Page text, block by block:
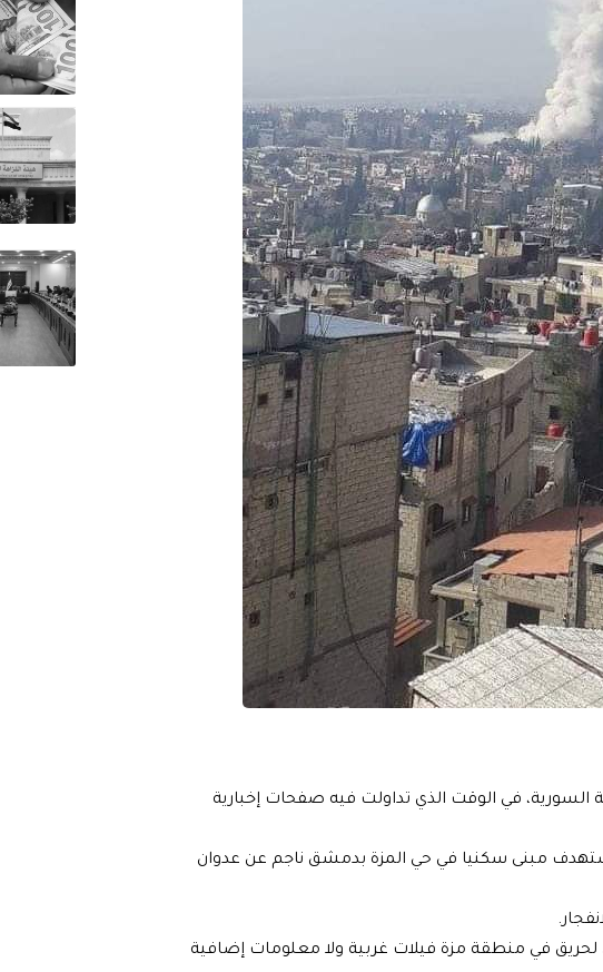
في الوقت الذي تداولت فيه صفحات إخبارية
مبنى سكنيا في حي المزة بدمشق ناجم عن عدوان
في منطقة مزة فيلات غربية ولا معلومات إضافية